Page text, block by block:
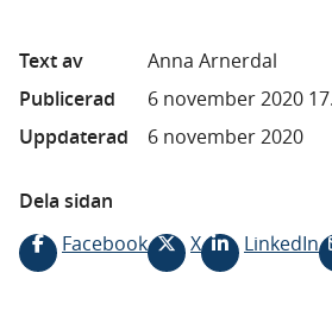
Text av
Anna Arnerdal
Publicerad
6 november 2020
Uppdaterad
6 november 2020
Dela sidan
Facebook
X LinkedIn